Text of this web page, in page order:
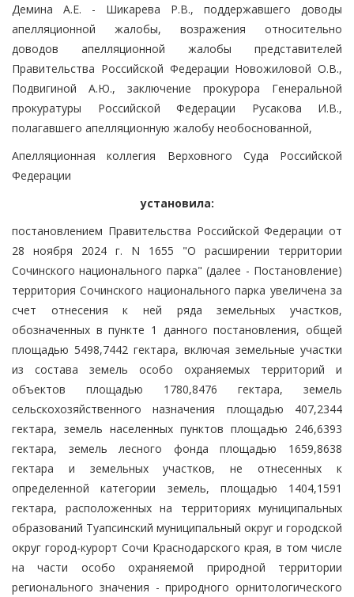
Демина А.Е. - Шикарева Р.В., поддержавшего доводы
апелляционной жалобы, возражения относительно
доводов апелляционной жалобы представителей
Правительства Российской Федерации Новожиловой О.В.,
Подвигиной А.Ю., заключение прокурора Генеральной
прокуратуры Российской Федерации Русакова И.В.,
полагавшего апелляционную жалобу необоснованной,
Апелляционная коллегия Верховного Суда Российской
Федерации
установила:
постановлением Правительства Российской Федерации от
28 ноября 2024 г. N 1655 "О расширении территории
Сочинского национального парка" (далее - Постановление)
территория Сочинского национального парка увеличена за
счет отнесения к ней ряда земельных участков,
обозначенных в пункте 1 данного постановления, общей
площадью 5498,7442 гектара, включая земельные участки
из состава земель особо охраняемых территорий и
объектов площадью 1780,8476 гектара, земель
сельскохозяйственного назначения площадью 407,2344
гектара, земель населенных пунктов площадью 246,6393
гектара, земель лесного фонда площадью 1659,8638
гектара и земельных участков, не отнесенных к
определенной категории земель, площадью 1404,1591
гектара, расположенных на территориях муниципальных
образований Туапсинский муниципальный округ и городской
округ город-курорт Сочи Краснодарского края, в том числе
на части особо охраняемой природной территории
регионального значения - природного орнитологического